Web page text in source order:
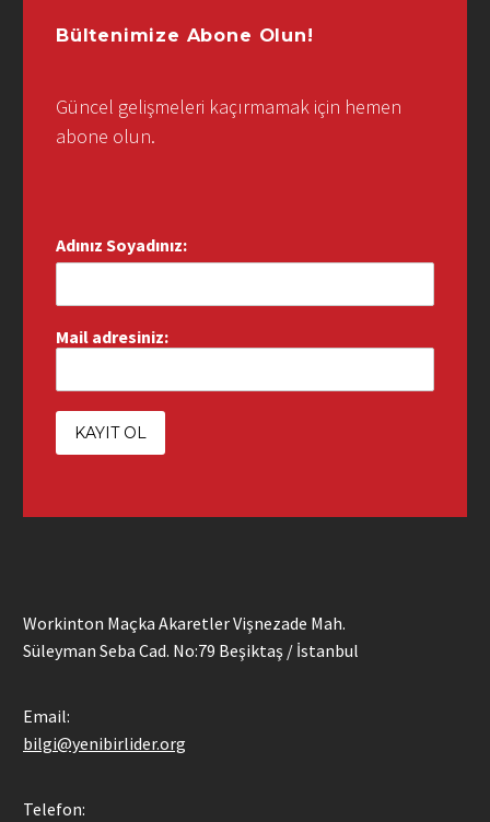
Workinton Maçka Akaretler Vişnezade Mah.
Süleyman Seba Cad. No:79 Beşiktaş / İstanbul
Email:
bilgi@yenibirlider.org
Telefon:
Bültenimize Abone Olun!
Güncel gelişmeleri kaçırmamak için hemen
abone olun.
Adınız Soyadınız:
Mail adresiniz: